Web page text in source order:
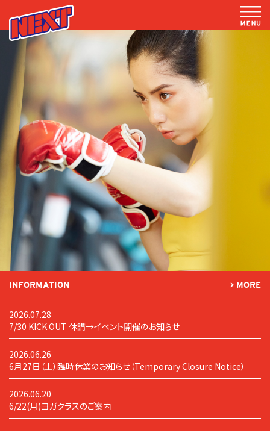
INFORMATION > MORE
2026.07.28
7/30 KICK OUT 休講→イベント開催のお知らせ
2026.06.26
6月27日（土）臨時休業のお知らせ（Temporary Closure Notice）
2026.06.20
6/22(月)ヨガクラスのご案内